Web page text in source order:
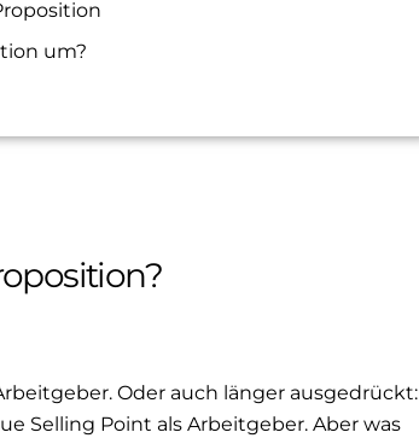
um?
Oder auch länger ausgedrückt:
Selling Point als Arbeitgeber. Aber was